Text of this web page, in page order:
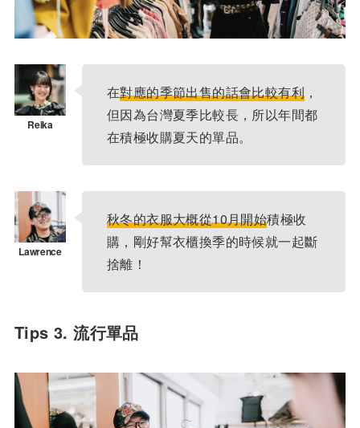
在對應的季節出售的話會比較有利，
但因為台灣夏季比較長，所以年間都
在積極收購夏天的單品。
秋冬的衣服大概從10月開始積極收
購，剛好幫衣櫃換季的時候就一起斷
捨離！
Tips 3. 流行單品